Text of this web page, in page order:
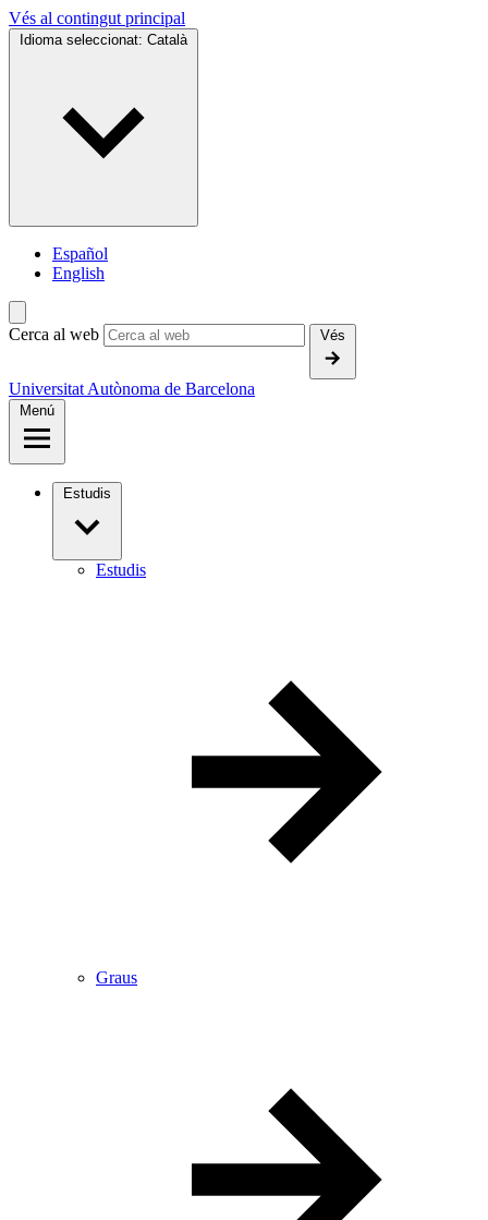
Vés al contingut principal
Idioma seleccionat: Català
Español
English
Cerca al web Vés
Universitat Autònoma de Barcelona
Menú
Estudis
Estudis
Graus